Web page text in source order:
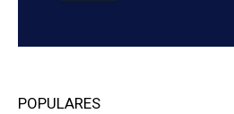
POPULARES